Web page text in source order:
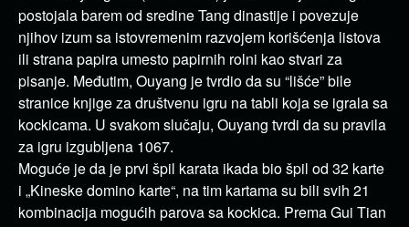
postojala barem od sredine Tang dinastije i povezuje
njihov izum sa istovremenim razvojem korišćenja listova
ili strana papira umesto papirnih rolni kao stvari za
pisanje. Međutim, Ouyang je tvrdio da su “lišće” bile
stranice knjige za društvenu igru na tabli koja se igrala sa
kockicama. U svakom slučaju, Ouyang tvrdi da su pravila
za igru izgubljena 1067.
Moguće je da je prvi špil karata ikada bio špil od 32 karte
i „Kineske domino karte“, na tim kartama su bili svih 21
kombinacija mogućih parova sa kockica. Prema Gui Tian